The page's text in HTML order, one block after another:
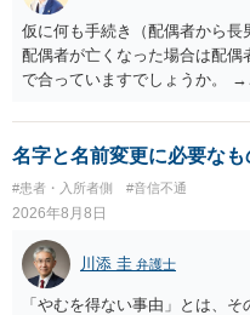
仮に何も手続き（配偶者から長
配偶者が亡くなった場合は配
で合っていますでしょうか。
完全に所有する場合は、他の
償金の支払いが必要になります
名字と名前変更に必要な
#患者・入所者側 #音信不通
2026年8月8日
川添 圭 弁護士
「やむを得ない事由」とは、